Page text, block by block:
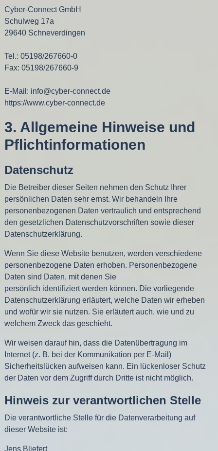
Cyber-Connect GmbH
Schulweg 17a
29640 Schneverdingen
Tel.: 05198/267660-0
Fax: 05198/267660-9
E-Mail: info@cyber-connect.de
https://www.cyber-connect.de
3. Allgemeine Hinweise und
Pflicht­informationen
Datenschutz
Die Betreiber dieser Seiten nehmen den Schutz Ihrer
persönlichen Daten sehr ernst. Wir behandeln Ihre
personenbezogenen Daten vertraulich und entsprechend
den gesetzlichen Datenschutzvorschriften sowie dieser
Datenschutzerklärung.
Wenn Sie diese Website benutzen, werden verschiedene
personenbezogene Daten erhoben. Personenbezogene
Daten sind Daten, mit denen Sie
persönlich identifiziert werden können. Die vorliegende
Datenschutzerklärung erläutert, welche Daten wir erheben
und wofür wir sie nutzen. Sie erläutert auch, wie und zu
welchem Zweck das geschieht.
Wir weisen darauf hin, dass die Datenübertragung im
Internet (z. B. bei der Kommunikation per E-Mail)
Sicherheitslücken aufweisen kann. Ein lückenloser Schutz
der Daten vor dem Zugriff durch Dritte ist nicht möglich.
Hinweis zur verantwortlichen Stelle
Die verantwortliche Stelle für die Datenverarbeitung auf
dieser Website ist:
Jens Bliefert